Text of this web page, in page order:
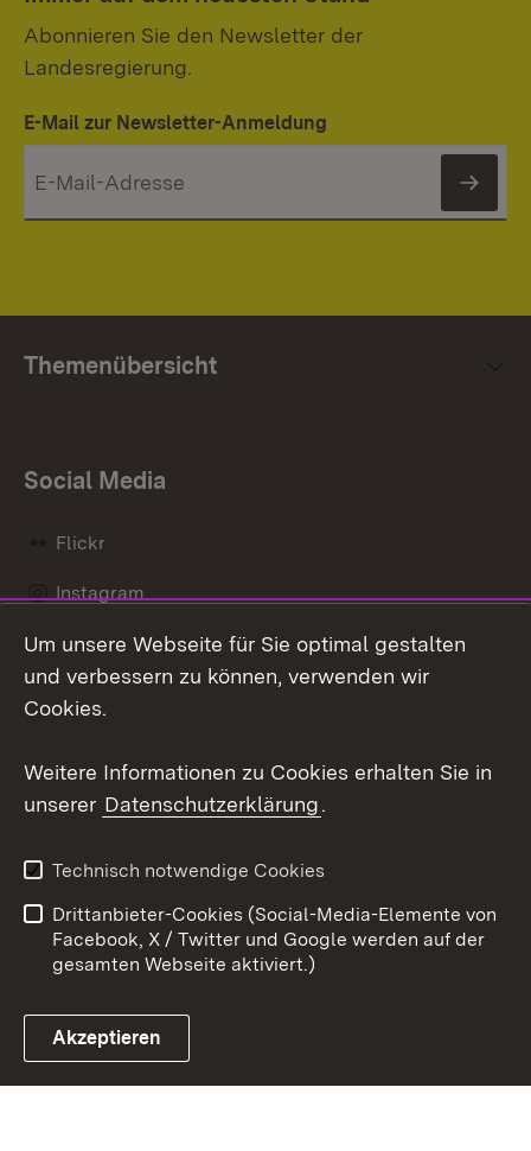
Abonnieren Sie den Newsletter der
Landesregierung.
E-Mail zur Newsletter-Anmeldung
Themenübersicht
Social Media
Flickr
Instagram
Social Wall
Link zum Landesportal
Barrierefreiheit
Benutzungshinweise
Impressum
Cookies
Um unsere Webseite für Sie optimal gestalten
und verbessern zu können, verwenden wir
Cookies.
Weitere Informationen zu Cookies erhalten Sie in
unserer Datenschutzerklärung.
Technisch notwendige Cookies
Drittanbieter-Cookies (Social-Media-Elemente von
Facebook, X / Twitter und Google werden auf der
gesamten Webseite aktiviert.)
Akzeptieren